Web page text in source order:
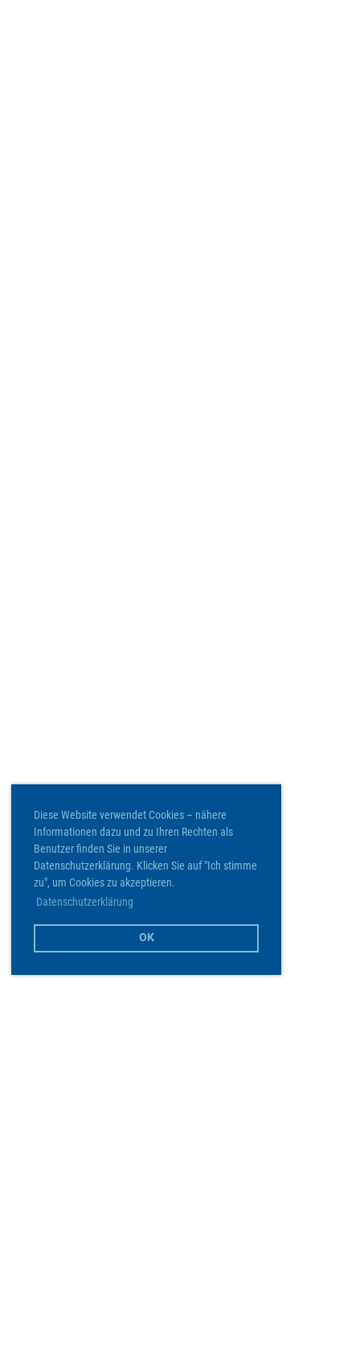
Diese Website verwendet Cookies – nähere
Informationen dazu und zu Ihren Rechten als
Benutzer finden Sie in unserer
Datenschutzerklärung. Klicken Sie auf "Ich stimme
zu", um Cookies zu akzeptieren.
Datenschutzerklärung
OK